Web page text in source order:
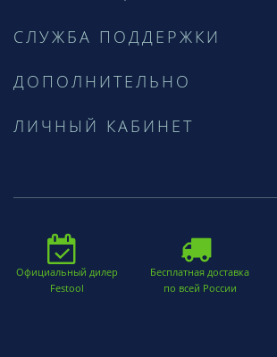
СЛУЖБА ПОДДЕРЖКИ
ДОПОЛНИТЕЛЬНО
ЛИЧНЫЙ КАБИНЕТ
Официальный дилер
Festool
Бесплатная доставка
по всей России